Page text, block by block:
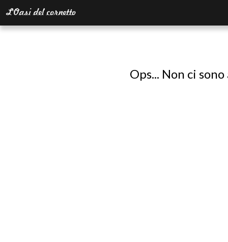
Ops... Non ci